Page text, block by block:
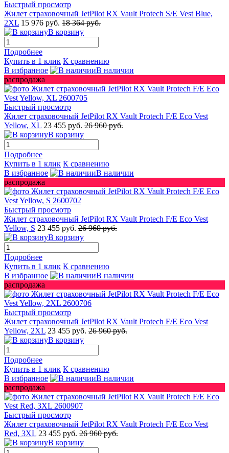
Быстрый просмотр
Жилет страховочный JetPilot RX Vault Protech S/E Vest Blue,
2XL 15 976 руб. 18 364 руб.
В корзину
Подробнее
Купить в 1 клик К сравнению
В избранное
В наличии
распродажа
Быстрый просмотр
Жилет страховочный JetPilot RX Vault Protech F/E Eco Vest
Yellow, XL 23 455 руб. 26 960 руб.
В корзину
Подробнее
Купить в 1 клик К сравнению
В избранное
В наличии
распродажа
Быстрый просмотр
Жилет страховочный JetPilot RX Vault Protech F/E Eco Vest
Yellow, S 23 455 руб. 26 960 руб.
В корзину
Подробнее
Купить в 1 клик К сравнению
В избранное
В наличии
распродажа
Быстрый просмотр
Жилет страховочный JetPilot RX Vault Protech F/E Eco Vest
Yellow, 2XL 23 455 руб. 26 960 руб.
В корзину
Подробнее
Купить в 1 клик К сравнению
В избранное
В наличии
распродажа
Быстрый просмотр
Жилет страховочный JetPilot RX Vault Protech F/E Eco Vest
Red, 3XL 23 455 руб. 26 960 руб.
В корзину